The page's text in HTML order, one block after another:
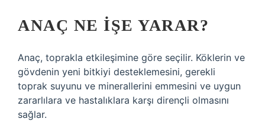
ANAÇ NE IŞE YARAR?
Anaç, toprakla etkileşimine göre seçilir. Köklerin ve
gövdenin yeni bitkiyi desteklemesini, gerekli
toprak suyunu ve minerallerini emmesini ve uygun
zararlılara ve hastalıklara karşı dirençli olmasını
sağlar.